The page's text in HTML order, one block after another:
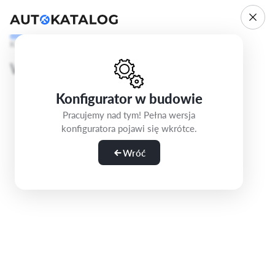
Konfigurator w budowie
Pracujemy nad tym! Pełna wersja
konfiguratora pojawi się wkrótce.
Wróć
Krok 1/5
Wybierz wersję